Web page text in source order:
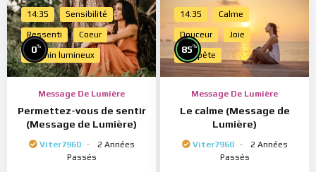
14:35 Sensibilité
Ressenti Coeur
Chemin lumineux
0%
Message De Lumière
Permettez-vous de sentir
(Message de Lumière)
Viter7960
2 Années
Passés
14:35 Calme
Douceur Joie
Tempête
85%
Message De Lumière
Le calme (Message de
Lumière)
Viter7960
2 Années
Passés